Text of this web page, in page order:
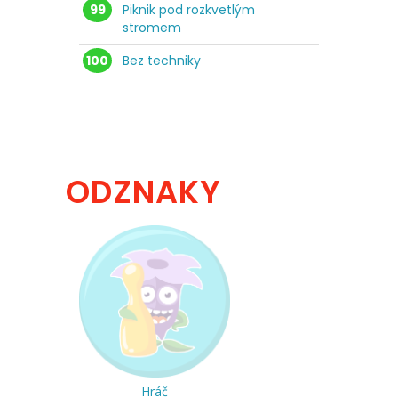
99
Piknik pod rozkvetlým
stromem
100
Bez techniky
ODZNAKY
Hráč